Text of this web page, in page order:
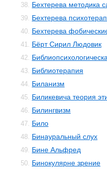
38. Бехтерева методика
39. Бехтерева
40. Бехтерева
41. Бёрт Сирил Людовик
42.
43. Библиотерапия
44. Биланизм
45. Биликевича теория
46. Билингвизм
47. Било
48. Бинауральный слух
49. Бине Альфред
50. Бинокулярне зрение